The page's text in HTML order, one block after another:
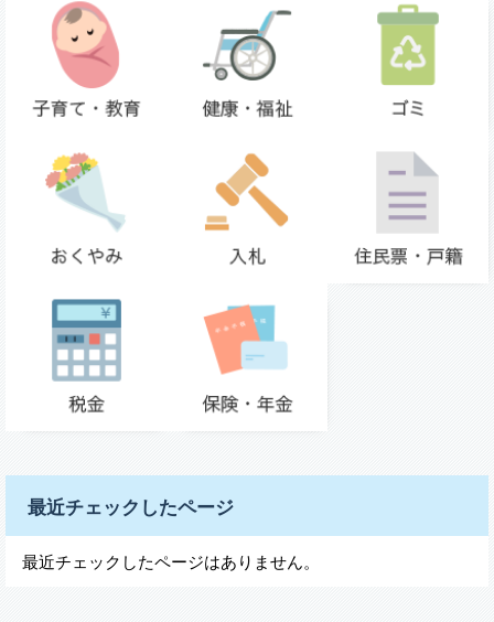
最近チェックしたページ
最近チェックしたページはありません。